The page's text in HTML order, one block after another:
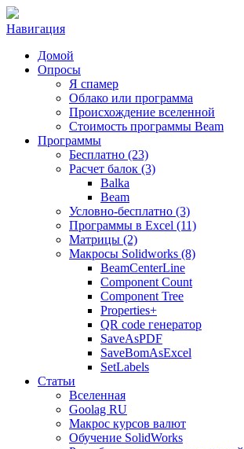
Навигация
Домой
Опросы
Я спамер
Облако или программа
Происхождение вселенной
Стоимость программы Beam
Программы
Бесплатно (23)
Расчет балок (3)
Balka
Beam
Условно-бесплатно (3)
Программы в Excel (11)
Матрицы (2)
Макросы Solidworks (8)
BeamCenterLine
Component Count
Component Tree
Properties+
QR code генератор
SaveAsPDF
SaveBomAsExcel
SetLabels
Статьи
Вселенная
Goolag RU
Макрос курсов валют
Обучение SolidWorks